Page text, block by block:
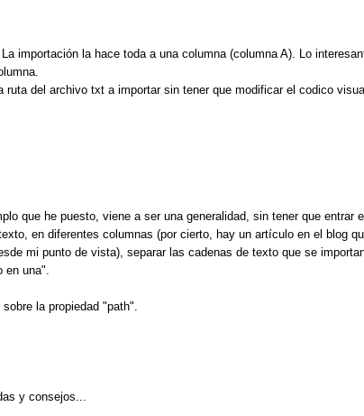
importación la hace toda a una columna (columna A). Lo
ruta del archivo txt a importar sin tener que modificar el codico
que he puesto, viene a ser una generalidad, sin tener que entrar
en diferentes columnas (por cierto, hay un artículo en el blog
mi punto de vista), separar las cadenas de texto que se
una".
la propiedad "path".
y consejos...